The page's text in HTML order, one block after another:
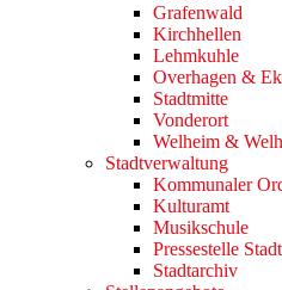
Grafenwald
Kirchhellen
Lehmkuhle
Overhagen &
Stadtmitte
Vonderort
Welheim &
Stadtverwaltung
Kommunaler
Kulturamt
Musikschule
Pressestelle
Stadtarchiv